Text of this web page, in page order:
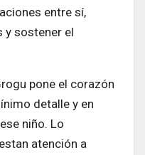
entre sí,
y sostener el
pone el corazón
detalle y en
niño. Lo
atención a